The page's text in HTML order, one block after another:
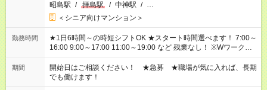
昭島駅 / 拝島駅 / 中神駅 / …
＜シニア向けマンション＞
勤務時間
★1日6時間～の時短シフトOK ★スタート時間選べます！ 7:00～
16:00 9:00～17:00 11:00～19:00 など 残業なし！ ※Wワークの
場合、他のお仕事と合わせ週40時間超の就業はご案内できませ
ん ※法令に基づき、週20時間以上勤務は社会保険への加入対象
となります ※労働者派遣法（日雇い派遣の原則禁止）により、
短時間・短期間の就業はご案内が難しい場合があります
期間
開始日はご相談ください！ ★急募 ★職場が気に入れば、長期
でも働けます！